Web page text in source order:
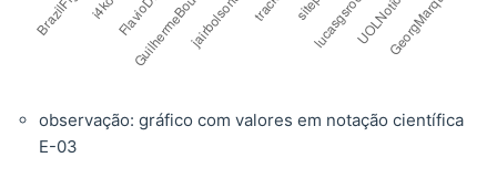
observação: gráfico com valores em notação científica
E-03